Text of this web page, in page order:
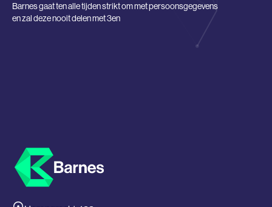
Barnes gaat ten alle tijden strikt om met persoonsgegevens
en zal deze nooit delen met 3en